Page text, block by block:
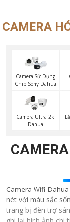
CAMERA
Camera Sử Dụng
Chip Sony Dahua
Camera Ultra 2k
Dahua
Camera Wifi
nét với màu sắc
trang bị đèn trợ